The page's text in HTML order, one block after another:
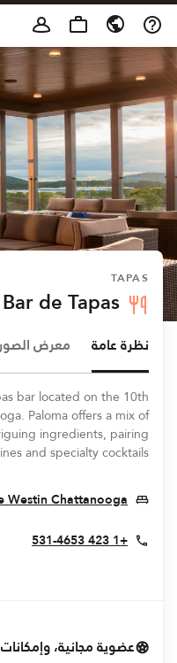
TAPAS
de Tapas
نظرة عامة معرض
bar located on the 10th
Paloma offers a mix of
ingredients, pairing
and specialty cocktails.
Westin Chattanooga
+1 423 531-4653
عضوية مجانية،